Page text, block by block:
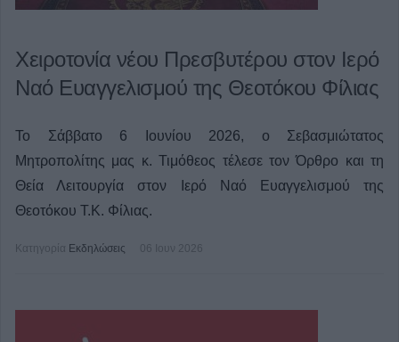
Χειροτονία νέου Πρεσβυτέρου στον Ιερό
Ναό Ευαγγελισμού της Θεοτόκου Φίλιας
Το Σάββατο 6 Ιουνίου 2026, ο Σεβασμιώτατος
Μητροπολίτης μας κ. Τιμόθεος τέλεσε τον Όρθρο και τη
Θεία Λειτουργία στον Ιερό Ναό Ευαγγελισμού της
Θεοτόκου Τ.Κ. Φίλιας.
Κατηγορία Εκδηλώσεις 06 Ιουν 2026